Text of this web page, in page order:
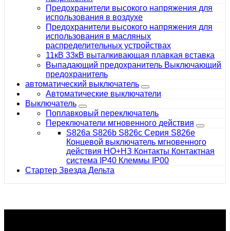
Предохранители высокого напряжения для
использования в воздухе
Предохранители высокого напряжения для
использования в масляных
распределительных устройствах
11кВ 33кВ выталкивающая плавкая вставка
Выпадающий предохранитель Выключающий
предохранитель
автоматический выключатель
Автоматические выключатели
Выключатель
Поплавковый переключатель
Переключатели мгновенного действия
S826a S826b S826c Серия S826e
Концевой выключатель мгновенного
действия НО+НЗ Контакты Контактная
система IP40 Клеммы IP00
Стартер Звезда Дельта